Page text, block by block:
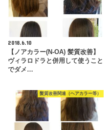
2018.6.10
【ノアカラー(N-OA) 髪質改善】
ヴィラロドラと併用して使うこと
でダメ…
髪質改善関連（ヘアカラー等）